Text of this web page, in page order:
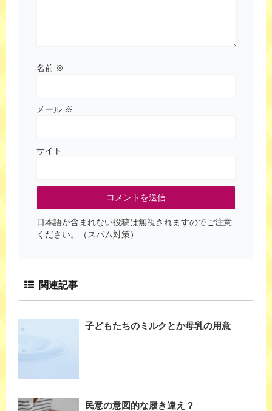
名前 ※
メール ※
サイト
日本語が含まれない投稿は無視されますのでご注意
ください。（スパム対策）
関連記事
子どもたちのミルクとか母乳の用意
民意の意図的な履き違え ?